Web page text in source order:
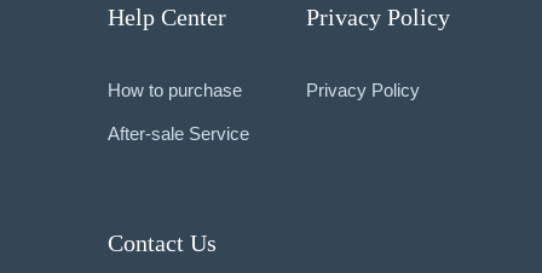
Help Center
How to purchase
After-sale Service
Privacy Policy
Privacy Policy
Contact Us